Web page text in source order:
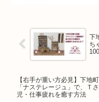
下
ち
【右手が重い方必見】下地
「ナステレージュ」で、Ｔ
児・仕事疲れを癒す方法